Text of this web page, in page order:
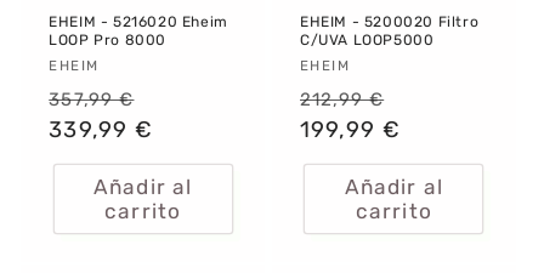
EHEIM - 5216020 Eheim
LOOP Pro 8000
Proveedor:
EHEIM
Precio
habitual
357,99 €
de
oferta
339,99 €
Añadir al
carrito
EHEIM - 5200020 Filtro
C/UVA LOOP5000
Proveedor:
EHEIM
Precio
habitual
212,99 €
de
oferta
199,99 €
Añadir al
carrito